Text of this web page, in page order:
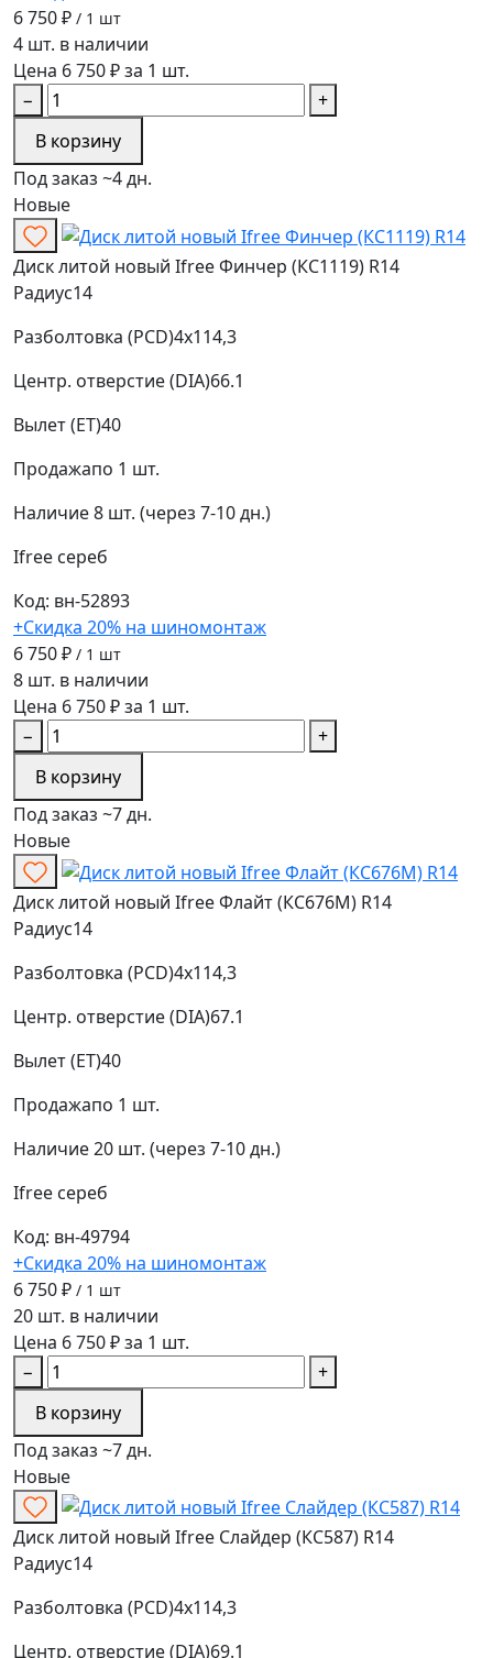
6 750 ₽ / 1 шт
4 шт. в наличии
Цена 6 750 ₽ за 1 шт.
−
+
В корзину
Под заказ ~4 дн.
Новые
Диск литой новый Ifree Финчер (КС1119) R14
Радиус14
Разболтовка (PCD)4x114,3
Центр. отверстие (DIA)66.1
Вылет (ET)40
Продажапо 1 шт.
Наличие8 шт. (через 7-10 дн.)
Ifree сереб
Код: вн-52893
+Скидка 20% на шиномонтаж
6 750 ₽ / 1 шт
8 шт. в наличии
Цена 6 750 ₽ за 1 шт.
−
+
В корзину
Под заказ ~7 дн.
Новые
Диск литой новый Ifree Флайт (КС676М) R14
Радиус14
Разболтовка (PCD)4x114,3
Центр. отверстие (DIA)67.1
Вылет (ET)40
Продажапо 1 шт.
Наличие20 шт. (через 7-10 дн.)
Ifree сереб
Код: вн-49794
+Скидка 20% на шиномонтаж
6 750 ₽ / 1 шт
20 шт. в наличии
Цена 6 750 ₽ за 1 шт.
−
+
В корзину
Под заказ ~7 дн.
Новые
Диск литой новый Ifree Слайдер (КС587) R14
Радиус14
Разболтовка (PCD)4x114,3
Центр. отверстие (DIA)69.1